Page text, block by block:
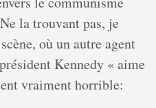
la trouvant pas, je
où un autre agent
Kennedy « aime
vraiment horrible: